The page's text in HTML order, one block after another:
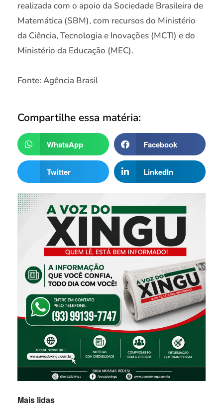
realizada com o apoio da Sociedade Brasileira de
Matemática (SBM), com recursos do Ministério
da Ciência, Tecnologia e Inovações (MCTI) e do
Ministério da Educação (MEC).
Fonte: Agência Brasil
Compartilhe essa matéria:
WhatsApp Facebook
Twitter LinkedIn
Mais lidas